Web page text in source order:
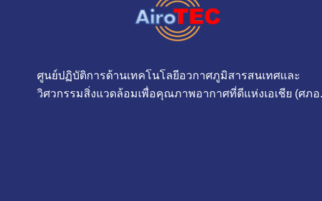
ศูนย์ปฏิบัติการด้านเทคโนโลยีอวกาศภูมิสารสนเทศและ
วิศวกรรมสิ่งแวดล้อมเพื่อคุณภาพอากาศที่ดีแห่งเอเชีย (ศภอ